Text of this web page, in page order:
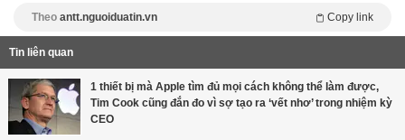
Theo antt.nguoiduatin.vn Copy link
Tin liên quan
1 thiết bị mà Apple tìm đủ mọi cách không thể làm được,
Tim Cook cũng đắn đo vì sợ tạo ra ‘vết nhơ’ trong nhiệm kỳ
CEO